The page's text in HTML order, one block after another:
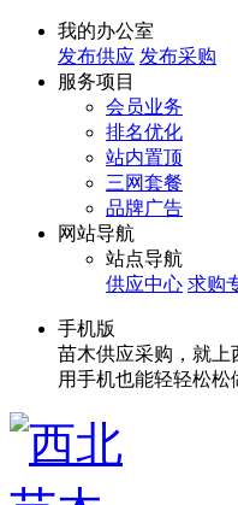
我的办公室
发布供应 发布采购
服务项目
会员业务
排名优化
站内置顶
三网套餐
品牌广告
网站导航
站点导航
供应中心 求购
手机版
苗木供应采购，就上
用手机也能轻轻松松